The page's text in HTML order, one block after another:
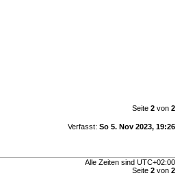
Seite 2von 2
Verfasst: So 5. Nov 2023, 19:26
Alle Zeiten sind UTC+02:00
Seite 2von 2